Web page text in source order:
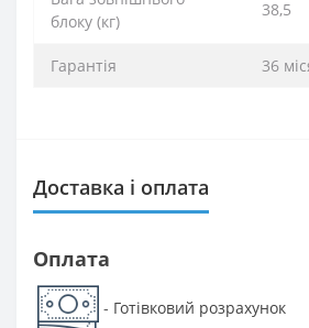
блоку (кг)
38,5
Гарантія 36
Доставка і оплата
Оплата
- Готівковий розрахунок